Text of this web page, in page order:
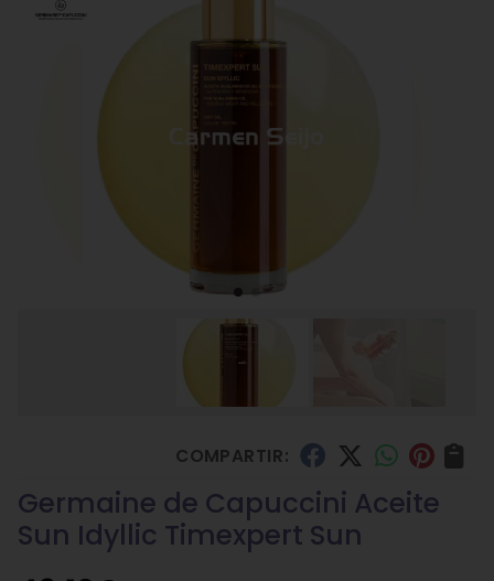
COMPARTIR:
Germaine de Capuccini Aceite
Sun Idyllic Timexpert Sun